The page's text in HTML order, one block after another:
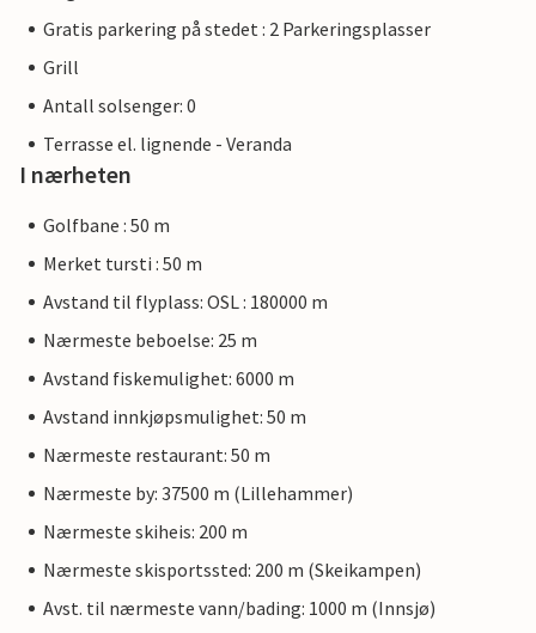
Gratis parkering på stedet : 2 Parkeringsplasser
Grill
Antall solsenger: 0
Terrasse el. lignende - Veranda
I nærheten
Golfbane : 50 m
Merket tursti : 50 m
Avstand til flyplass: OSL : 180000 m
Nærmeste beboelse: 25 m
Avstand fiskemulighet: 6000 m
Avstand innkjøpsmulighet: 50 m
Nærmeste restaurant: 50 m
Nærmeste by: 37500 m (Lillehammer)
Nærmeste skiheis: 200 m
Nærmeste skisportssted: 200 m (Skeikampen)
Avst. til nærmeste vann/bading: 1000 m (Innsjø)